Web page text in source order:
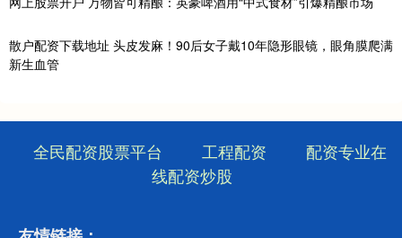
散户配资下载地址 头皮发麻！90后女子戴10年隐形眼镜，眼角膜爬满
新生血管
全民配资股票平台 工程配资
配资专业在
线配资炒股